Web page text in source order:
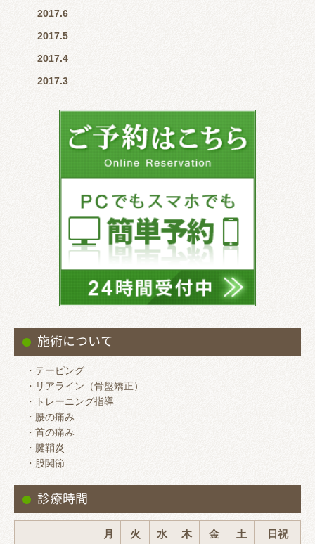
2017.6
2017.5
2017.4
2017.3
施術について
・テーピング
・リアライン（骨盤矯正）
・トレーニング指導
・腰の痛み
・首の痛み
・腱鞘炎
・股関節
診療時間
月 火 水 木 金 土 日祝